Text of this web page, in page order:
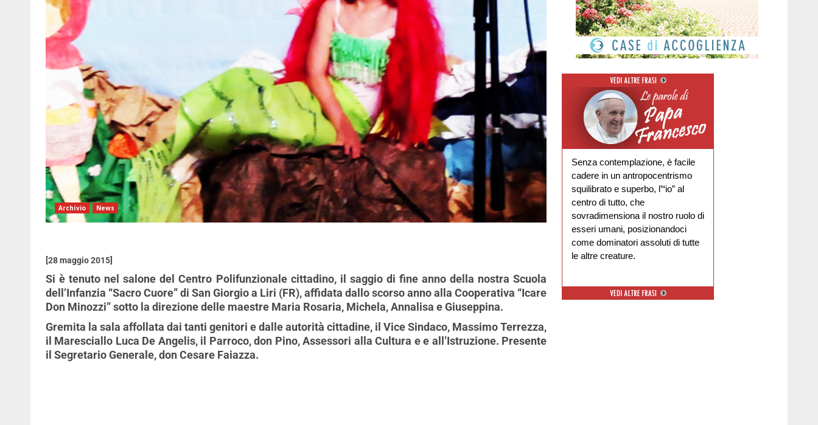
Archivio News
[28 maggio 2015]
Si è tenuto nel salone del Centro Polifunzionale cittadino, il saggio di fine anno della nostra Scuola
dell’Infanzia “Sacro Cuore” di San Giorgio a Liri (FR), affidata dallo scorso anno alla Cooperativa “Icare
Don Minozzi” sotto la direzione delle maestre Maria Rosaria, Michela, Annalisa e Giuseppina.
Gremita la sala affollata dai tanti genitori e dalle autorità cittadine, il Vice Sindaco, Massimo Terrezza,
il Maresciallo Luca De Angelis, il Parroco, don Pino, Assessori alla Cultura e e all’Istruzione. Presente
il Segretario Generale, don Cesare Faiazza.
Senza contemplazione, è facile
cadere in un antropocentrismo
squilibrato e superbo, l’“io” al
centro di tutto, che
sovradimensiona il nostro ruolo di
esseri umani, posizionandoci
come dominatori assoluti di tutte
le altre creature.